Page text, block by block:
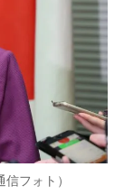
フォト）